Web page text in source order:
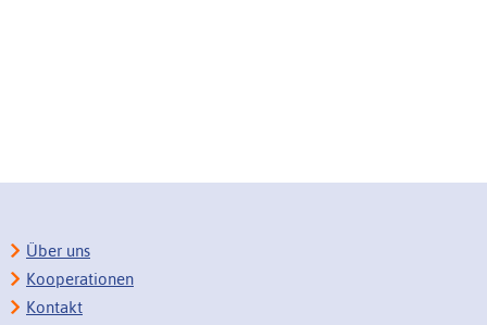
Über uns
Kooperationen
Kontakt